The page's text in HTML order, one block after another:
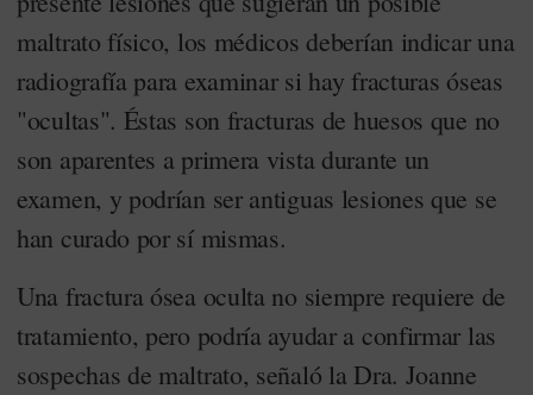
maltrato físico, los médicos deberían indicar una
radiografía para examinar si hay fracturas óseas
"ocultas". Éstas son fracturas de huesos que no
son aparentes a primera vista durante un
examen, y podrían ser antiguas lesiones que se
han curado por sí mismas.
Una fractura ósea oculta no siempre requiere de
tratamiento, pero podría ayudar a confirmar las
sospechas de maltrato, señaló la Dra. Joanne